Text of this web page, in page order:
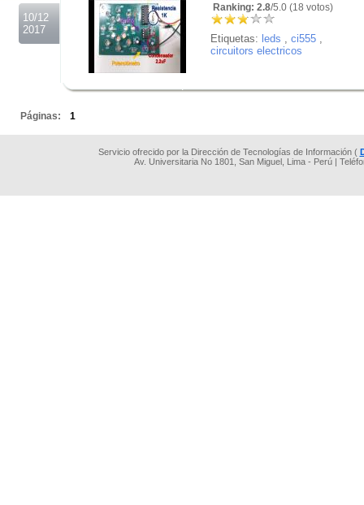
10/12
2017
Ranking: 2.8/5.0 (18 votos)
Etiquetas: leds ci555
circuitors electricos
Páginas: 1
Servicio ofrecido por la Dirección de Tecnologías de Información (
Av. Universitaria No 1801, San Miguel, Lima - Perú |